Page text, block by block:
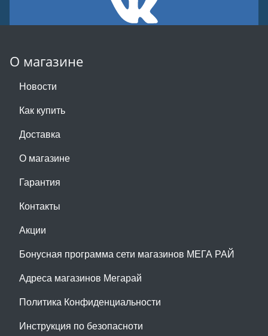
О магазине
Новости
Как купить
Доставка
О магазине
Гарантия
Контакты
Акции
Бонусная программа сети магазинов МЕГА РАЙ
Адреса магазинов Мегарай
Политика Конфиденциальности
Инструкция по безопасноти